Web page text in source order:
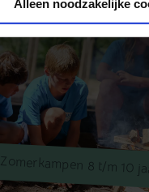
Alleen noodzakelijke
Zomerkampen 8 t/m 10